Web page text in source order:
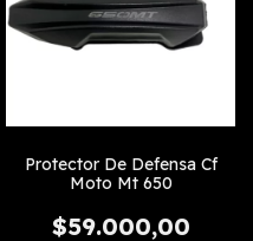
Protector De Defensa Cf
Moto Mt 650
$59.000,00